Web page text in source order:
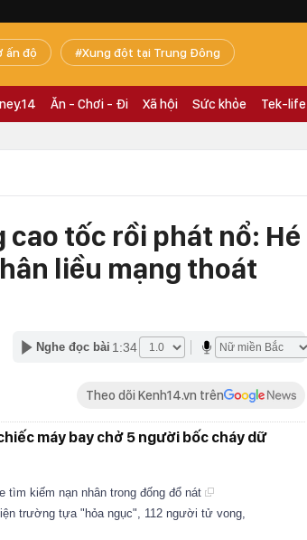
ấn độ Xung đột tại Trung Đông
Ăn - Chơi - Đi Xã hội Sức khỏe Tek-life
tốc rồi phát nổ: Hé
liều mạng thoát
Nghe đọc bài 1:34
Theo dõi Kenh14.vn trên
máy bay chở 5 người bốc cháy dữ
tìm kiếm nạn nhân trong đống đổ nát
trường tựa "hỏa ngục", 112 người tử vong,